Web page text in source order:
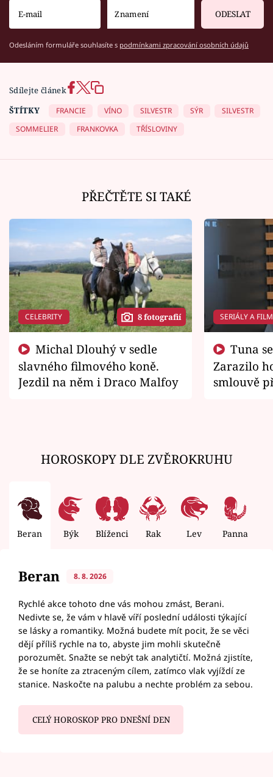
ODESLAT
Odesláním formuláře souhlasíte s podmínkami zpracování osobních údajů
Sdílejte článek
ŠTÍTKY
FRANCIE VÍNO SILVESTR SÝR
SILVESTR
SOMMELIER
FRANKOVKA TŘÍSLOVINY
PŘEČTĚTE SI TAKÉ
CELEBRITY 8 fotografií
slavného filmového koně.
Jezdil na něm i Draco Malfoy
SERIÁLY A
Zarazilo
smlouvě
HOROSKOPY DLE ZVĚROKRUHU
Beran Býk Blíženci Rak Lev Panna
Beran 8. 8. 2026
Rychlé akce tohoto dne vás mohou zmást, Berani.
Nedivte se, že vám v hlavě víří poslední události týkající
se lásky a romantiky. Možná budete mít pocit, že se věci
dějí příliš rychle na to, abyste jim mohli skutečně
porozumět. Snažte se nebýt tak analytičtí. Možná zjistíte,
že se honíte za ztraceným cílem, zatímco vlak vyjíždí ze
stanice. Naskočte na palubu a nechte problém za sebou.
CELÝ HOROSKOP PRO DNEŠNÍ DEN